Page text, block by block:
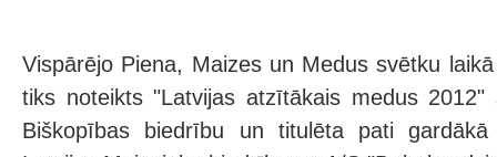
Vispārējo Piena, Maizes un Medus svētku
tiks noteikts "Latvijas atzītākais medus 2012"
Biškopības biedrību un titulēta pati